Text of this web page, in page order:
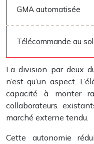
GMA automatisée
Télécommande au sol
La division par deux
n’est qu’un aspect.
capacité à monter
collaborateurs
marché externe tendu.
Cette autonomie